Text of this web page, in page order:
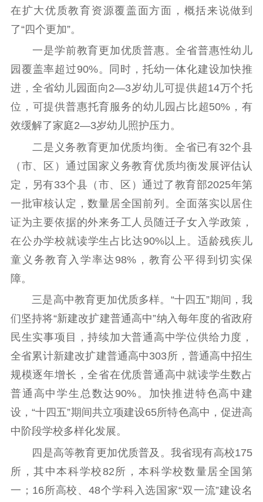
在扩大优质教育资源覆盖面方面，概括来说做到
了“四个更加”。
一是学前教育更加优质普惠。全省普惠性幼儿
园覆盖率超过90%。同时，托幼一体化建设加快推
进，全省幼儿园面向2—3岁幼儿可提供超14万个托
位，可提供普惠托育服务的幼儿园占比超50%，有
效缓解了家庭2—3岁幼儿照护压力。
二是义务教育更加优质均衡。全省已有32个县
（市、区）通过国家义务教育优质均衡发展评估认
定，另有33个县（市、区）通过了教育部2025年第
一批审核认定，数量居全国前列。全面落实以居住
证为主要依据的外来务工人员随迁子女入学政策，
在公办学校就读学生占比达90%以上。适龄残疾儿
童义务教育入学率达98%，教育公平得到切实保
障。
三是高中教育更加优质多样。“十四五”期间，我
们坚持将“新建改扩建普通高中”纳入每年度的省政府
民生实事项目，持续加大普通高中学位供给力度，
全省累计新建改扩建普通高中303所，普通高中招生
规模逐年增长，全省在优质普通高中就读学生数占
普通高中学生总数达90%。加快推进特色高中建
设，“十四五”期间共立项建设65所特色高中，促进高
中阶段学校多样化发展。
四是高等教育更加优质普及。我省现有高校175
所，其中本科学校82所，本科学校数量居全国第
一；16所高校、48个学科入选国家“双一流”建设名